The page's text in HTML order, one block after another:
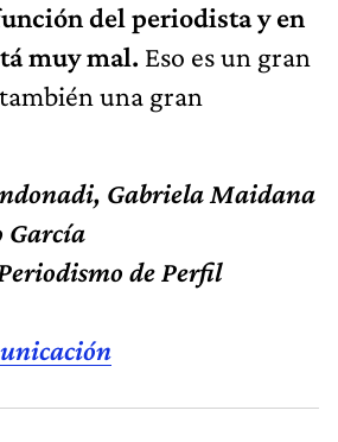
del periodista y en
muy mal. Eso es un gran
una gran
Gabriela Maidana
García
de Perfil